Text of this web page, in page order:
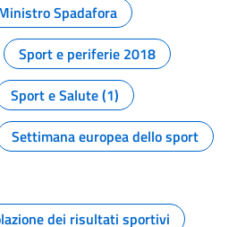
Spadafora
Sport e periferie 2018
Sport e Salute (1)
Settimana europea dello sport
dei risultati sportivi